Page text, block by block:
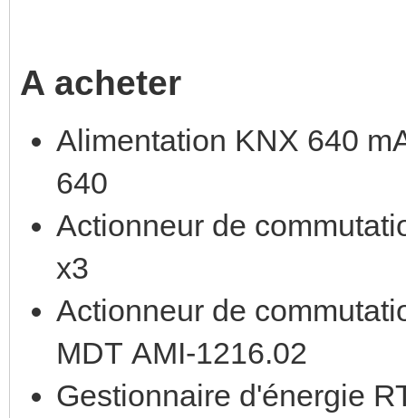
A acheter
Alimentation KNX 640
640
Actionneur de
x3
Actionneur de
MDT AMI-1216.02
Gestionnaire d'énergie